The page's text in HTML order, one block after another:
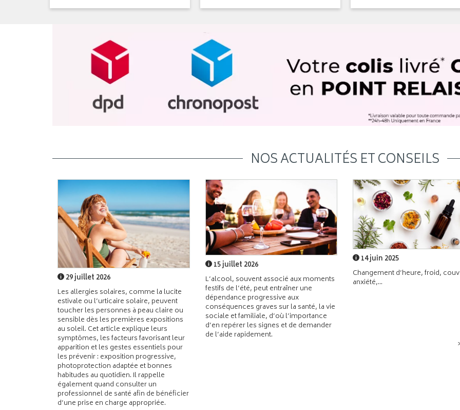
NOS ACTUALITÉS ET CONSEILS
29 juillet 2026
Les allergies solaires, comme la lucite
estivale ou l’urticaire solaire, peuvent
toucher les personnes à peau claire ou
sensible dès les premières expositions
au soleil. Cet article explique leurs
symptômes, les facteurs favorisant leur
apparition et les gestes essentiels pour
les prévenir : exposition progressive,
photoprotection adaptée et bonnes
habitudes au quotidien. Il rappelle
également quand consulter un
professionnel de santé afin de bénéficier
d’une prise en charge appropriée.
15 juillet 2026
L’alcool, souvent associé aux moments
festifs de l’été, peut entraîner une
dépendance progressive aux
conséquences graves sur la santé, la vie
sociale et familiale, d’où l’importance
d’en repérer les signes et de demander
de l’aide rapidement.
14 juin 2025
Changement d’heure, froid,
anxiété,...